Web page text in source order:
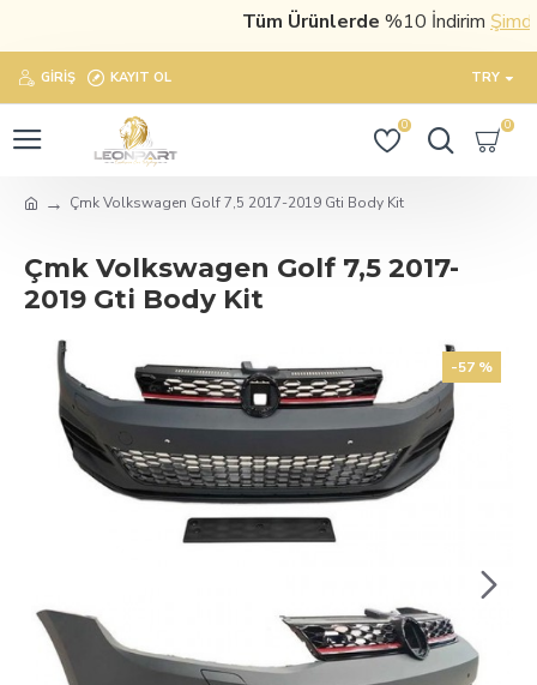
Tüm Ürünlerde%10 İndirimŞimdi
GIRIŞ KAYIT OL TRY
0 0
Çmk Volkswagen Golf 7,5 2017-2019 Gti Body Kit
Çmk Volkswagen Golf 7,5 2017-
2019 Gti Body Kit
-57 %